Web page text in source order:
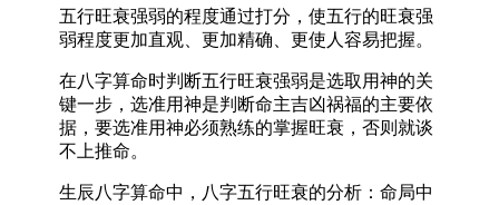
五行旺衰强弱的程度通过打分，使五行的旺衰强
弱程度更加直观、更加精确、更使人容易把握。
在八字算命时判断五行旺衰强弱是选取用神的关
键一步，选准用神是判断命主吉凶祸福的主要依
据，要选准用神必须熟练的掌握旺衰，否则就谈
不上推命。
生辰八字算命中，八字五行旺衰的分析：命局中